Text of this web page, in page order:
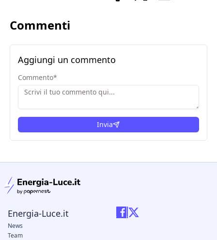
Commenti
Aggiungi un commento
Commento*
Invia
Energia-Luce.it
News
Team